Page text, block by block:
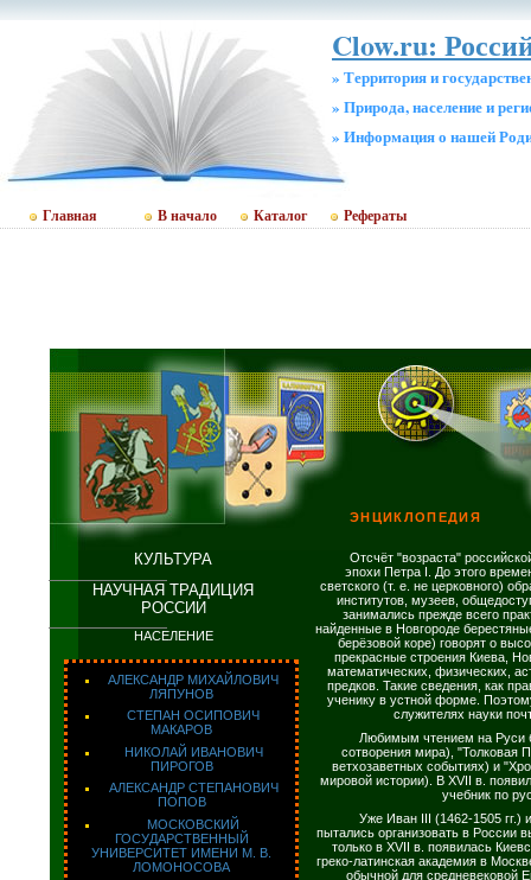
Clow.ru:
» Территория и
» Природа, население и
» Информация о нашей
Главная В начало Каталог Рефераты
ЭНЦИКЛОПЕДИЯ
КУЛЬТУРА
НАУЧНАЯ ТРАДИЦИЯ
РОССИИ
НАСЕЛЕНИЕ
АЛЕКСАНДР МИХАЙЛОВИЧ
ЛЯПУНОВ
СТЕПАН ОСИПОВИЧ
МАКАРОВ
НИКОЛАЙ ИВАНОВИЧ
ПИРОГОВ
АЛЕКСАНДР СТЕПАНОВИЧ
ПОПОВ
МОСКОВСКИЙ
ГОСУДАРСТВЕННЫЙ
УНИВЕРСИТЕТ ИМЕНИ М. В.
ЛОМОНОСОВА
Отсчёт "возраста"
эпохи Петра I. До этого
светского (т. е. не церковного)
институтов, музеев,
занимались прежде всего
найденные в Новгороде
берёзовой коре) говорят о
прекрасные строения Киева,
математических, физических,
предков. Такие сведения, как
ученику в устной форме.
служителях науки
Любимым чтением на Руси
сотворения мира), "Толковая
ветхозаветных событиях) и
мировой истории). В XVII в.
учебник по
Уже Иван III (1462-1505 гг.)
пытались организовать в России
только в XVII в. появилась
греко-латинская академия в
обычной для средневековой